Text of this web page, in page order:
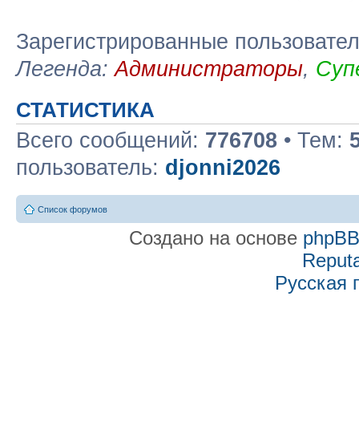
Зарегистрированные
Легенда:Администраторы,
СТАТИСТИКА
Всего сообщений: 776708 • Тем:
пользователь: djonni2026
Список форумов
Создано на основе phpBB
Русская